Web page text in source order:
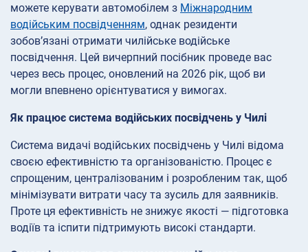
можете керувати автомобілем з Міжнародним
водійським посвідченням, однак резиденти
зобов’язані отримати чилійське водійське
посвідчення. Цей вичерпний посібник проведе вас
через весь процес, оновлений на 2026 рік, щоб ви
могли впевнено орієнтуватися у вимогах.
Як працює система водійських посвідчень у Чилі
Система видачі водійських посвідчень у Чилі відома
своєю ефективністю та організованістю. Процес є
спрощеним, централізованим і розробленим так, щоб
мінімізувати витрати часу та зусиль для заявників.
Проте ця ефективність не знижує якості — підготовка
водіїв та іспити підтримують високі стандарти.